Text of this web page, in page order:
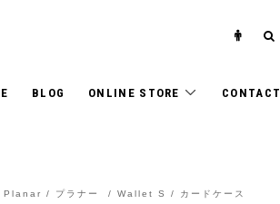
BLOG ONLINE STORE CONTACT
Planar / プラナー / Wallet S / カードケース